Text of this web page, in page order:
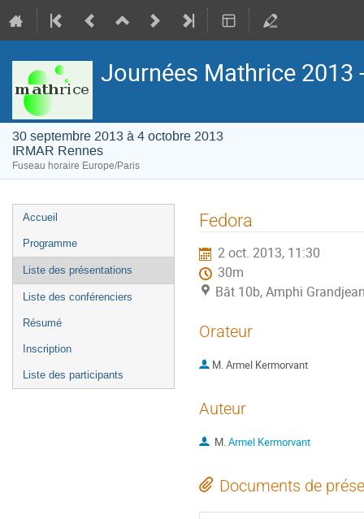
Journées Mathrice 2013
30 septembre 2013 à 4 octobre 2013
IRMAR Rennes
Fuseau horaire Europe/Paris
Menu
de
l'événement
Accueil
Programme
Liste des présentations
Liste des conférenciers
Résumé
Inscription
Liste des participants
Fedora
2 oct. 2013, 11:30
30m
Bât 10b, Amphi
Orateur
M.Armel Kermorvant
Auteur
M.Armel Kermorvant
Documents de